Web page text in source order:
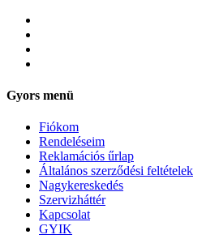
Gyors menü
Fiókom
Rendeléseim
Reklamációs űrlap
Általános szerződési feltételek
Nagykereskedés
Szervizháttér
Kapcsolat
GYIK